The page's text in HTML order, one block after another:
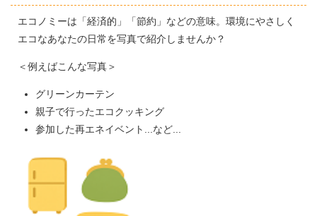
エコノミーは「経済的」「節約」などの意味。環境にやさしく
エコなあなたの日常を写真で紹介しませんか？
＜例えばこんな写真＞
グリーンカーテン
親子で行ったエコクッキング
参加した再エネイベント...など...